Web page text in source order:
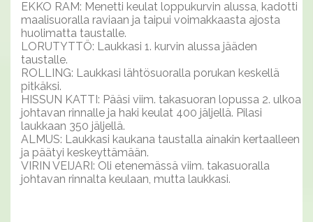
EKKO RAM: Menetti keulat loppukurvin alussa, kadotti
maalisuoralla raviaan ja taipui voimakkaasta ajosta
huolimatta taustalle.
LORUTYTTÖ: Laukkasi 1. kurvin alussa jääden
taustalle.
ROLLING: Laukkasi lähtösuoralla porukan keskellä
pitkäksi.
HISSUN KATTI: Pääsi viim. takasuoran lopussa 2. ulkoa
johtavan rinnalle ja haki keulat 400 jäljellä. Pilasi
laukkaan 350 jäljellä.
ALMUS: Laukkasi kaukana taustalla ainakin kertaalleen
ja päätyi keskeyttämään.
VIRIN VEIJARI: Oli etenemässä viim. takasuoralla
johtavan rinnalta keulaan, mutta laukkasi.